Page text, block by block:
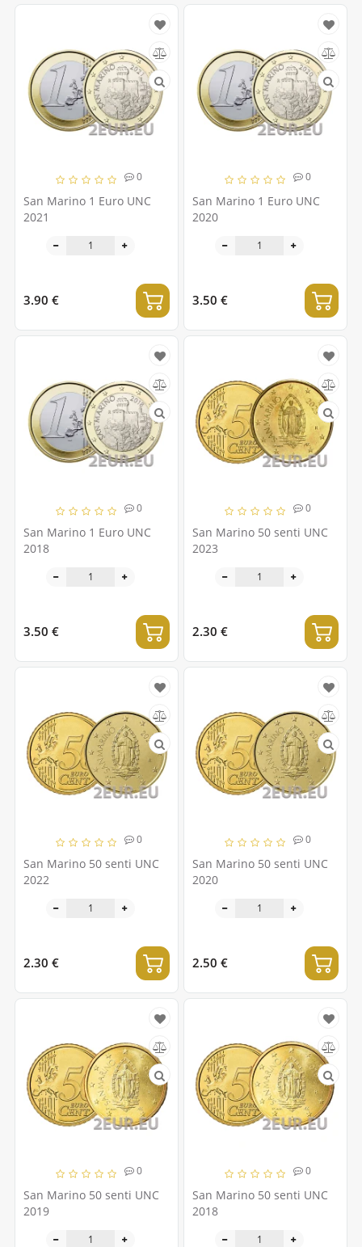
0
San Marino 1 Euro UNC
2021
3.90 €
0
San Marino 1 Euro UNC
2020
3.50 €
0
San Marino 1 Euro UNC
2018
3.50 €
0
San Marino 50 senti UNC
2023
2.30 €
0
San Marino 50 senti UNC
2022
2.30 €
0
San Marino 50 senti UNC
2020
2.50 €
0
San Marino 50 senti UNC
2019
0
San Marino 50 senti UNC
2018